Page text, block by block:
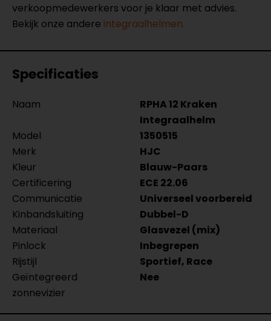
verkoopmedewerkers voor je klaar met advies.
Bekijk onze andere integraalhelmen.
Specificaties
Naam
RPHA 12 Kraken
Integraalhelm
Model
1350515
Merk
HJC
Kleur
Blauw-Paars
Certificering
ECE 22.06
Communicatie
Universeel voorbereid
Kinbandsluiting
Dubbel-D
Materiaal
Glasvezel (mix)
Pinlock
Inbegrepen
Rijstijl
Sportief, Race
Geïntegreerd
zonnevizier
Nee